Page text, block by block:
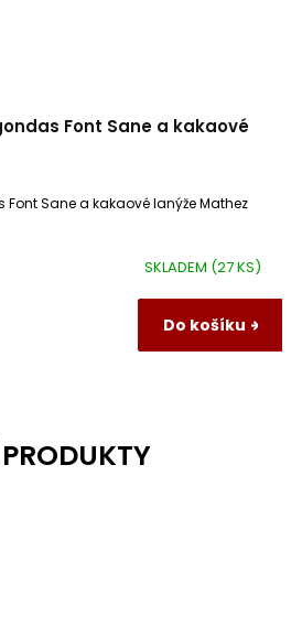
Font Sane a kakaové
SKLADEM (27 KS)
Do košíku
Sane a kakaové lanýže Mathez